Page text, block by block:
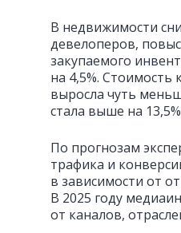
В недвижимости
девелоперов,
закупаемого
на 4,5%. Стоимость
выросла чуть
стала выше на
По прогнозам
трафика и
в зависимости от
В 2025 году
от каналов,